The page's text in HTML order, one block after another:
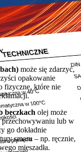
może się zdarzyć,
opakowanie
fizyczne, które nie
beczkach olej może
przechowywaniu lub w
go dokładnie
smaru – np. ręcznie,
mieszadła.